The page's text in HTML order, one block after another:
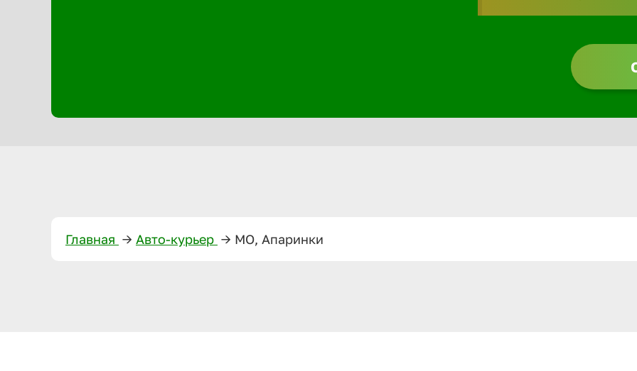
Главная —> Авто-курьер —> МО, Апаринки